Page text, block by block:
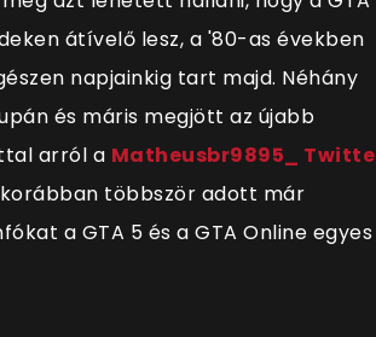
átívelő lesz, a '80-as években
napjainkig tart majd. Néhány
és máris megjött az újabb
arról a Matheusbr9895_
többször adott már
a GTA 5 és a GTA Online egyes